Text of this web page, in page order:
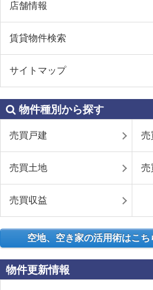
店舗情報
賃貸物件検索
サイトマップ
物件種別から探す
売買戸建 売
売買土地 売
売買収益
空地、空き家の活用術はこち
物件更新情報